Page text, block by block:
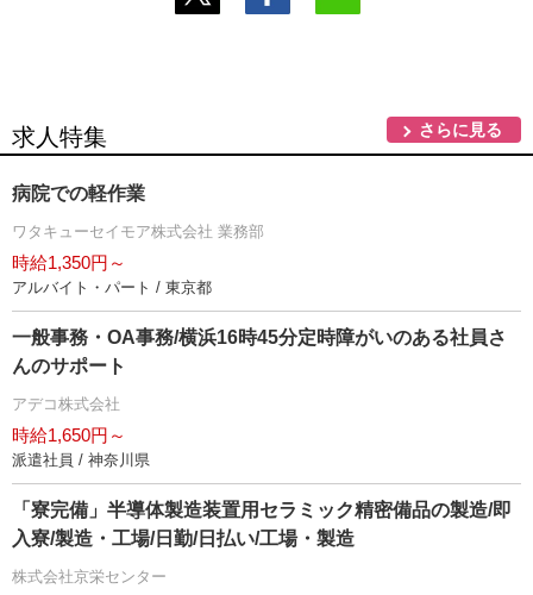
求人特集 さらに見る
病院での軽作業
ワタキューセイモア株式会社 業務部
時給1,350円～
アルバイト・パート / 東京都
一般事務・OA事務/横浜16時45分定時障がいのある社員さ
んのサポート
アデコ株式会社
時給1,650円～
派遣社員 / 神奈川県
「寮完備」半導体製造装置用セラミック精密備品の製造/即
入寮/製造・工場/日勤/日払い/工場・製造
株式会社京栄センター